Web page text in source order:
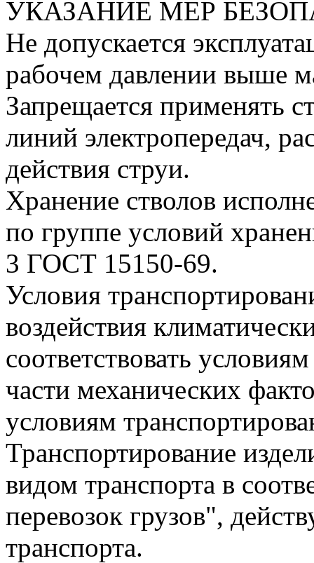
УКАЗАНИЕ МЕР
Не допускается
рабочем давлении выше
Запрещается применять
линий электропередач,
действия струи.
Хранение стволов
по группе условий
3 ГОСТ 15150-69.
Условия
воздействия
соответствовать
части механических
условиям
Транспортирование
видом транспорта в
перевозок грузов",
транспорта.